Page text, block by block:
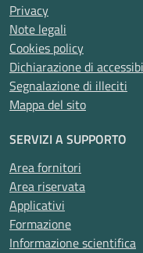
Privacy
Note legali
Cookies policy
Dichiarazione di
Segnalazione di illeciti
Mappa del sito
SERVIZI A SUPPORTO
Area fornitori
Area riservata
Applicativi
Formazione
Informazione scientifica